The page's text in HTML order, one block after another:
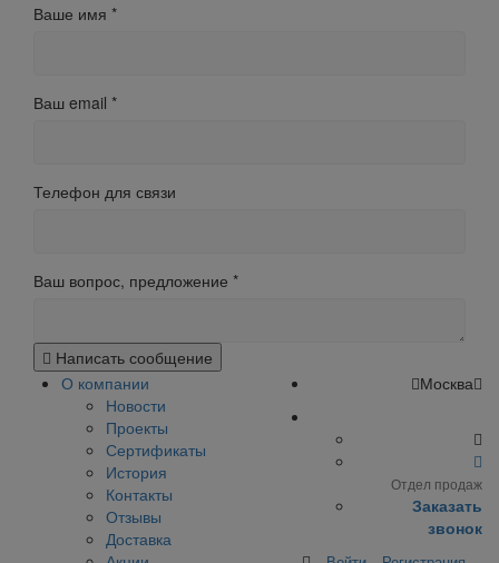
Ваше имя *
Ваш email *
Телефон для связи
Ваш вопрос, предложение *
Написать сообщение
О компании
Новости
Проекты
Сертификаты
История
Контакты
Отзывы
Доставка
Москва
Отдел продаж
Заказать
звонок